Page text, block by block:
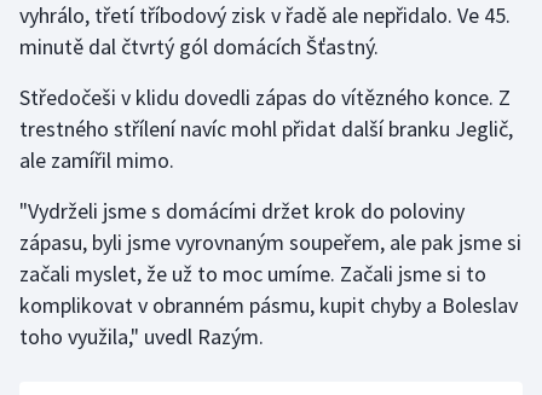
vyhrálo, třetí tříbodový zisk v řadě ale nepřidalo. Ve 45.
minutě dal čtvrtý gól domácích Šťastný.
Středočeši v klidu dovedli zápas do vítězného konce. Z
trestného střílení navíc mohl přidat další branku Jeglič,
ale zamířil mimo.
"Vydrželi jsme s domácími držet krok do poloviny
zápasu, byli jsme vyrovnaným soupeřem, ale pak jsme si
začali myslet, že už to moc umíme. Začali jsme si to
komplikovat v obranném pásmu, kupit chyby a Boleslav
toho využila," uvedl Razým.